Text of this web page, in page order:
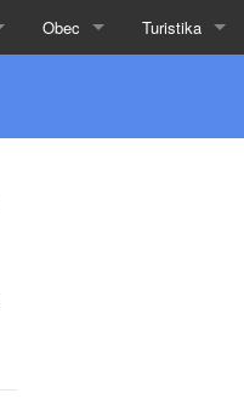
Obec Turistika